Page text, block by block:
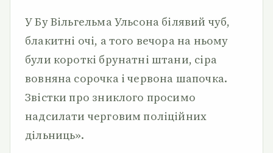
У Бу Вільгельма Ульсона білявий чуб,
блакитні очі, а того вечора на ньому
були короткі брунатні штани, сіра
вовняна сорочка і червона шапочка.
Звістки про зниклого просимо
надсилати черговим поліційних
дільниць».